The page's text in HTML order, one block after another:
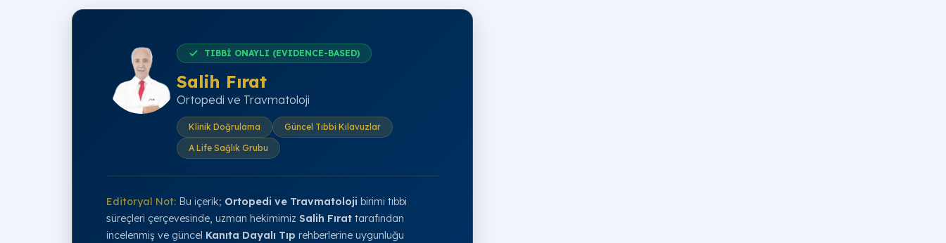
TIBBİ ONAYLI (EVIDENCE-BASED)
Salih Fırat
Ortopedi ve Travmatoloji
Klinik Doğrulama
Güncel Tıbbi Kılavuzlar
A Life Sağlık Grubu
Editoryal Not: Bu içerik; Ortopedi ve Travmatoloji birimi tıbbi
süreçleri çerçevesinde, uzman hekimimiz Salih Fırat tarafından
incelenmiş ve güncel Kanıta Dayalı Tıp rehberlerine uygunluğu